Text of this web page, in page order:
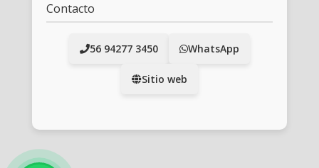
Contacto
56 94277 3450 WhatsApp
Sitio web